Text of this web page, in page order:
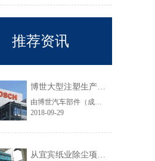
推荐资讯
博世大型注塑生产线VOC净化工程圆满结束
由博世汽车部件（成都）有限公司委托颐思达设计、制造、安装的大型注塑生产线废气净化工程项目于近日全部竣工，试运行效果显示，运行结果完全符合设计要求。
2018-09-29
从宜宾纸业除尘项目成功范例看低成本环保